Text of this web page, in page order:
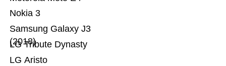
LG Aristo
LG Tribute Dynasty
Samsung Galaxy J3
(2018)
Nokia 3